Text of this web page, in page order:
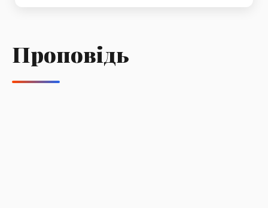
Проповідь